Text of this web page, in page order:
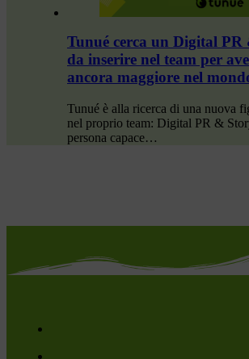
Tunué cerca un Digital
da inserire nel team per
ancora maggiore nel
Tunué è alla ricerca di una nuova
nel proprio team: Digital PR &
persona capace…